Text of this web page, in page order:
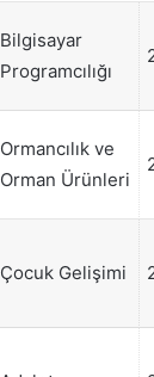
Bilgisayar
Programcılığı
Ormancılık ve
Orman Ürünleri
Çocuk Gelişimi